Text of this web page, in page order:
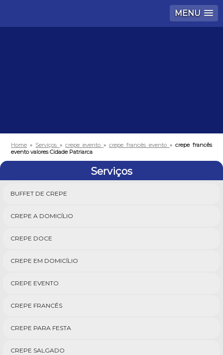
MENU
Home » Serviços»crepe evento» crepe francês evento » crepe francês
evento valores Cidade Patriarca
Serviços
BUFFET DE CREPE
CREPE A DOMICÍLIO
CREPE DOCE
CREPE EM DOMICÍLIO
CREPE EVENTO
CREPE FRANCÊS
CREPE PARA FESTA
CREPE SALGADO